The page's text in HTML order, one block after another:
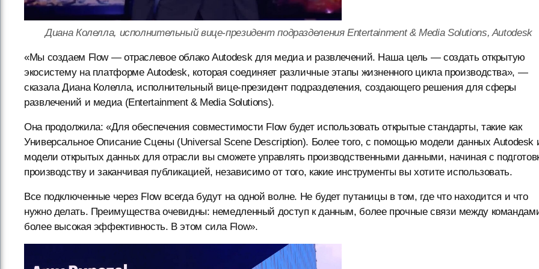
Диана Колелла, исполнительный вице-президент подразделения Entertainment & Media Solutions, Autodesk
«Мы создаем Flow — отраслевое облако Autodesk для медиа и развлечений. Наша цель — создать открытую
экосистему на платформе Autodesk, которая соединяет различные этапы жизненного цикла производства», —
сказала Диана Колелла, исполнительный вице-президент подразделения, создающего решения для сферы
развлечений и медиа (Entertainment & Media Solutions).
Она продолжила: «Для обеспечения совместимости Flow будет использовать открытые стандарты, такие как
Универсальное Описание Сцены (Universal Scene Description). Более того, с помощью модели данных Autodesk
модели открытых данных для отрасли вы cможете управлять производственными данными, начиная с
производству и заканчивая публикацией, независимо от того, какие инструменты вы хотите использовать.
Все подключенные через Flow всегда будут на одной волне. Не будет путаницы в том, где что находится и что
нужно делать. Преимущества очевидны: немедленный доступ к данным, более прочные связи между
более высокая эффективность. В этом сила Flow».